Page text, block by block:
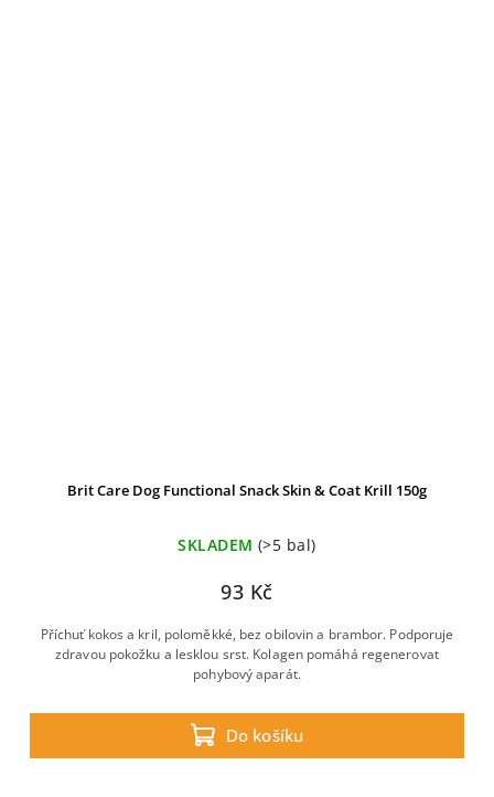
Brit Care Dog Functional Snack Skin & Coat Krill 150g
SKLADEM (>5 bal)
93 Kč
Do košíku
Příchuť kokos a kril, poloměkké, bez obilovin a brambor. Podporuje
zdravou pokožku a lesklou srst. Kolagen pomáhá regenerovat
pohybový aparát.